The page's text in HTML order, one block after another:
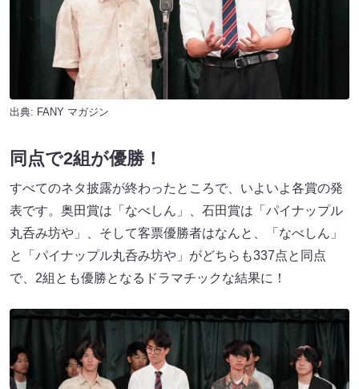
出典: FANY マガジン
同点で2組が優勝！
すべてのネタ披露が終わったところで、いよいよ各賞の発
表です。奥田賞は「なべしん」、石田賞は「パイナップル
丸呑み坊や」、そして客票優勝者はなんと、「なべしん」
と「パイナップル丸呑み坊や」がどちらも337点と同点
で、2組とも優勝となるドラマチックな結果に！